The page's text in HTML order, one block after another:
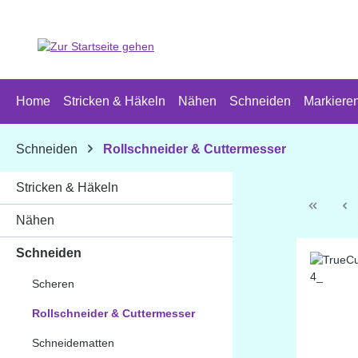
Home Stricken & Häkeln Nähen Schneiden
Schneiden Rollschneider & Cuttermesser
Stricken & Häkeln
Nähen
Schneiden
Scheren
Rollschneider & Cuttermesser
Schneidematten